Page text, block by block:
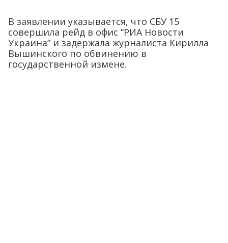
В заявлении указывается, что СБУ 15
совершила рейд в офис “РИА Новости
Украина” и задержала журналиста Кирилла
Вышинского по обвинению в
государственной измене.